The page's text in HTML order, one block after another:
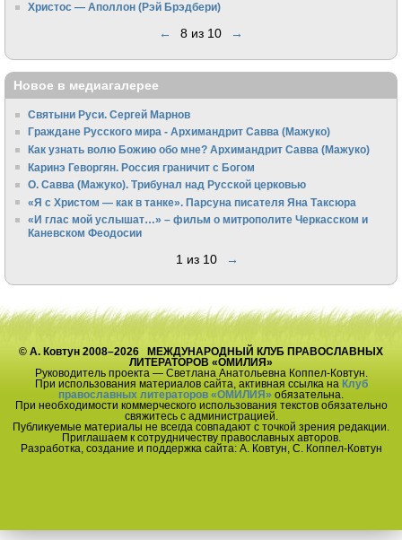
Христос — Аполлон (Рэй Брэдбери)
← 8 из 10 →
Новое в медиагалерее
Святыни Руси. Сергей Марнов
Граждане Русского мира - Архимандрит Савва (Мажуко)
Как узнать волю Божию обо мне? Архимандрит Савва (Мажуко)
Каринэ Геворгян. Россия граничит с Богом
О. Савва (Мажуко). Трибунал над Русской церковью
«Я с Христом — как в танке». Парсуна писателя Яна Таксюра
«И глас мой услышат…» – фильм о митрополите Черкасском и
Каневском Феодосии
1 из 10 →
© А. Ковтун 2008–2026 МЕЖДУНАРОДНЫЙ КЛУБ ПРАВОСЛАВНЫХ
ЛИТЕРАТОРОВ «ОМИЛИЯ»
Руководитель проекта — Светлана Анатольевна Коппел-Ковтун.
При использования материалов сайта, активная ссылка на Клуб
православных литераторов «ОМИЛИЯ» обязательна.
При необходимости коммерческого использования текстов обязательно
свяжитесь с администрацией.
Публикуемые материалы не всегда совпадают с точкой зрения редакции.
Приглашаем к сотрудничеству православных авторов.
Разработка, создание и поддержка сайта: А. Ковтун, С. Коппел-Ковтун